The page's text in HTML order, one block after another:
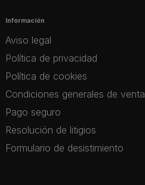
Información
Aviso legal
Política de privacidad
Política de cookies
Condiciones generales de venta
Pago seguro
Resolución de litigios
Formulario de desistimiento